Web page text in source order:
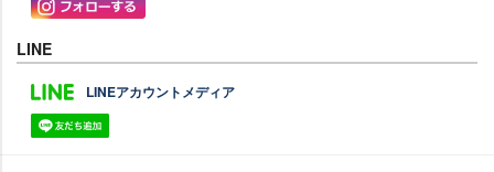
LINE
LINEアカウントメディア